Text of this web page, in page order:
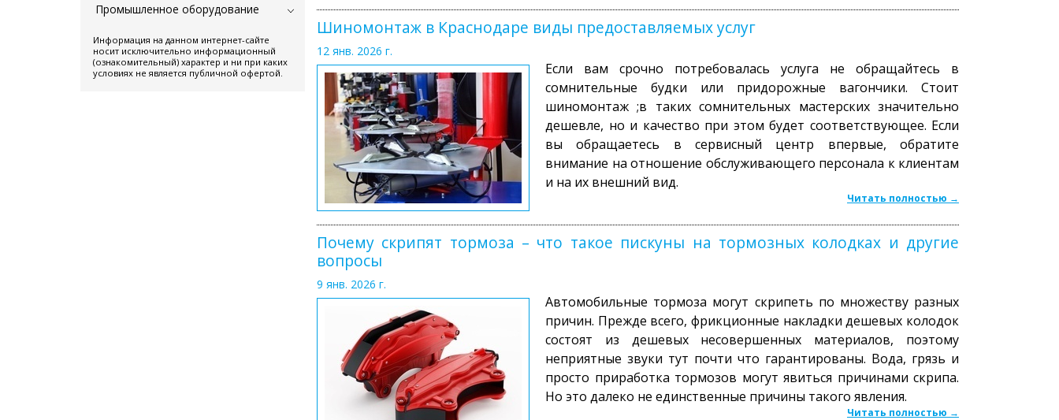
Промышленное оборудование
Информация на данном интернет-сайте
носит исключительно информационный
(ознакомительный) характер и ни при каких
условиях не является публичной офертой.
Шиномонтаж в Краснодаре виды предоставляемых услуг
12 янв. 2026 г.
Если вам срочно потребовалась услуга не обращайтесь в
сомнительные будки или придорожные вагончики. Стоит
шиномонтаж ;в таких сомнительных мастерских значительно
дешевле, но и качество при этом будет соответствующее. Если
вы обращаетесь в сервисный центр впервые, обратите
внимание на отношение обслуживающего персонала к клиентам
и на их внешний вид.
Читать полностью →
Почему скрипят тормоза – что такое пискуны на тормозных колодках и другие
вопросы
9 янв. 2026 г.
Автомобильные тормоза могут скрипеть по множеству разных
причин. Прежде всего, фрикционные накладки дешевых колодок
состоят из дешевых несовершенных материалов, поэтому
неприятные звуки тут почти что гарантированы. Вода, грязь и
просто приработка тормозов могут явиться причинами скрипа.
Но это далеко не единственные причины такого явления.
Читать полностью →